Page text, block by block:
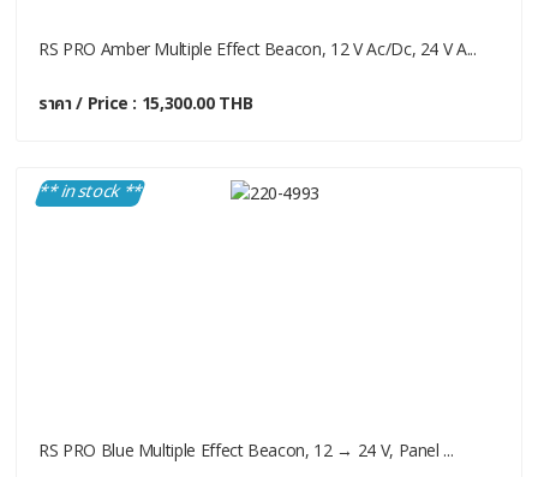
RS PRO Amber Multiple Effect Beacon, 12 V Ac/dc, 24 V A...
ราคา / Price : 15,300.00 THB
** in stock **
RS PRO Blue Multiple Effect Beacon, 12 → 24 V, Panel ...